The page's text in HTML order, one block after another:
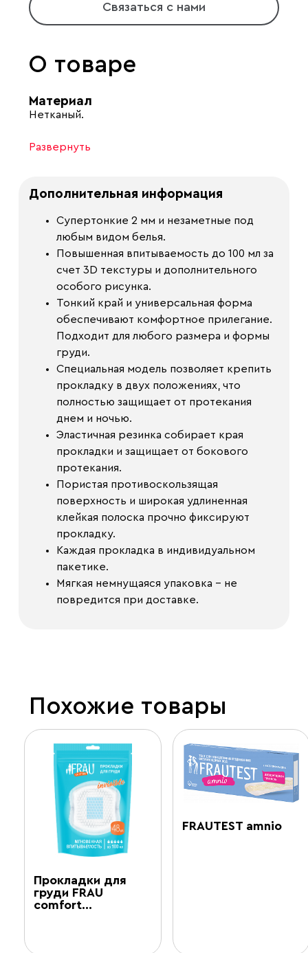
Связаться с нами
О товаре
Материал
Нетканый.
Развернуть
Дополнительная информация
Супертонкие 2 мм и незаметные под
любым видом белья.
Повышенная впитываемость до 100 мл за
счет 3D текстуры и дополнительного
особого рисунка.
Тонкий край и универсальная форма
обеспечивают комфортное прилегание.
Подходит для любого размера и формы
груди.
Специальная модель позволяет крепить
прокладку в двух положениях, что
полностью защищает от протекания
днем и ночью.
Эластичная резинка собирает края
прокладки и защищает от бокового
протекания.
Пористая противоскользящая
поверхность и широкая удлиненная
клейкая полоска прочно фиксируют
прокладку.
Каждая прокладка в индивидуальном
пакетике.
Мягкая немнущаяся упаковка - не
повредится при доставке.
Похожие товары
Прокладки для
груди FRAU
comfort…
FRAUTEST amnio